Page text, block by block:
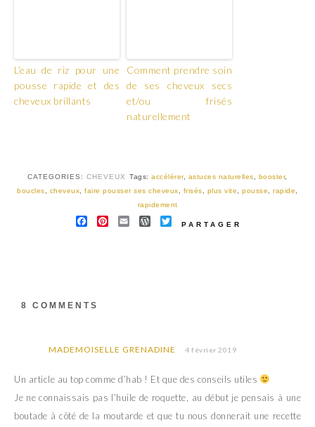
L’eau de riz pour une
pousse rapide et des
cheveux brillants
Comment prendre soin
de ses cheveux secs
et/ou frisés
naturellement
CATEGORIES:CHEVEUX Tags:accélérer, astuces naturelles booster,
boucles
cheveux ,faire pousser ses cheveux frisés plus vite ,pousse ,rapide
rapidement
FACEBOOK
PINTEREST
EMAILWORDPRESS
TWITTER
PARTAGER
8 COMMENTS
MADEMOISELLE GRENADINE 4 février 2019
Un article au top comme d’hab ! Et que des conseils utiles
Je ne connaissais pas l’huile de roquette, au début je pensais à une
boutade à côté de la moutarde et que tu nous donnerait une recette